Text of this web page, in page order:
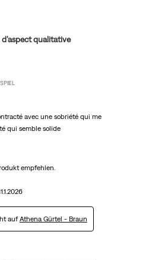
qualitative
avec une sobriété qui me
qui semble solide
empfehlen.
aufAthena Gürtel - Braun